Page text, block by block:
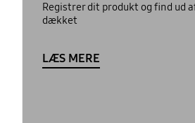
Registrer dit produkt og find ud
dækket
LÆS MERE